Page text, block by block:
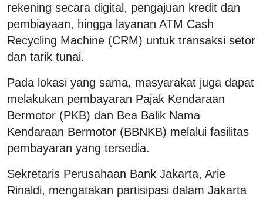
rekening secara digital, pengajuan kredit dan
pembiayaan, hingga layanan ATM Cash
Recycling Machine (CRM) untuk transaksi setor
dan tarik tunai.
Pada lokasi yang sama, masyarakat juga dapat
melakukan pembayaran Pajak Kendaraan
Bermotor (PKB) dan Bea Balik Nama
Kendaraan Bermotor (BBNKB) melalui fasilitas
pembayaran yang tersedia.
Sekretaris Perusahaan Bank Jakarta, Arie
Rinaldi, mengatakan partisipasi dalam Jakarta